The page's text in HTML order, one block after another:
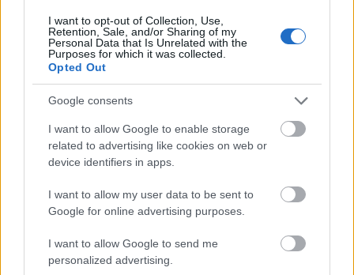
I want to opt-out of Collection, Use,
Retention, Sale, and/or Sharing of my
Personal Data that Is Unrelated with the
Purposes for which it was collected.
Opted Out
Google consents
I want to allow Google to enable storage
related to advertising like cookies on web or
device identifiers in apps.
I want to allow my user data to be sent to
Google for online advertising purposes.
I want to allow Google to send me
personalized advertising.
போருக்கு முன், நெருப்பு நிறைந்த நிலத்தடி
குகையில் ஒரு பெரிய கல் பூதத்தை
எதிர்கொள்ளும் முகமூடி அணிந்த கறைபடிந்த
ஒருவரின் அரை-யதார்த்தமான கற்பனைக்
காட்சி.